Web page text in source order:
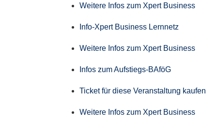
Weitere Infos zum Xpert Business
Info-Xpert Business Lernnetz
Weitere Infos zum Xpert Business
Infos zum Aufstiegs-BAföG
Ticket für diese Veranstaltung kaufen
Weitere Infos zum Xpert Business